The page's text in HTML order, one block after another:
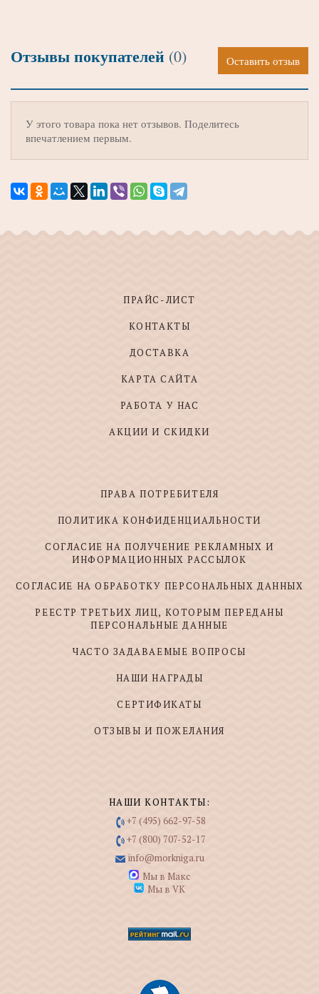
Отзывы покупателей (0) Оставить отзыв
У этого товара пока нет отзывов. Поделитесь
впечатлением первым.
ПРАЙС-ЛИСТ
КОНТАКТЫ
ДОСТАВКА
КАРТА САЙТА
РАБОТА У НАС
АКЦИИ И СКИДКИ
ПРАВА ПОТРЕБИТЕЛЯ
ПОЛИТИКА КОНФИДЕНЦИАЛЬНОСТИ
СОГЛАСИЕ НА ПОЛУЧЕНИЕ РЕКЛАМНЫХ И
ИНФОРМАЦИОННЫХ РАССЫЛОК
СОГЛАСИЕ НА ОБРАБОТКУ ПЕРСОНАЛЬНЫХ ДАННЫХ
РЕЕСТР ТРЕТЬИХ ЛИЦ, КОТОРЫМ ПЕРЕДАНЫ
ПЕРСОНАЛЬНЫЕ ДАННЫЕ
ЧАСТО ЗАДАВАЕМЫЕ ВОПРОСЫ
НАШИ НАГРАДЫ
СЕРТИФИКАТЫ
ОТЗЫВЫ И ПОЖЕЛАНИЯ
НАШИ КОНТАКТЫ:
+7 (495) 662-97-58
+7 (800) 707-52-17
info@morkniga.ru
Мы в Макс
Мы в VK